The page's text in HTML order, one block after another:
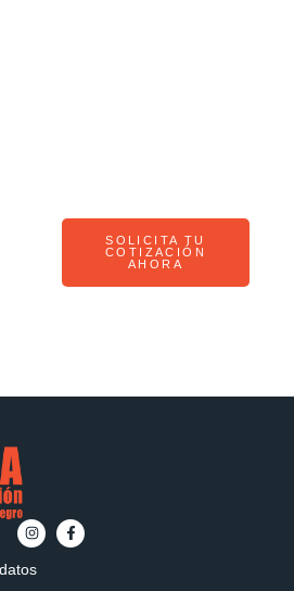
SOLICITA TU
COTIZACIÓN
AHORA